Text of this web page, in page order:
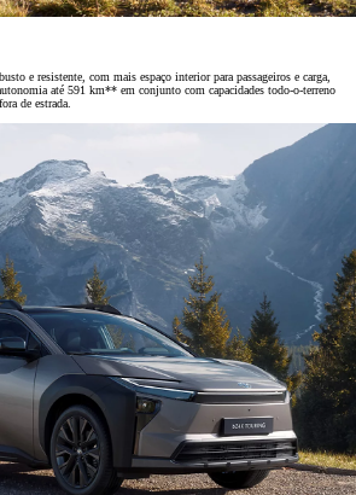
e resistente, com mais espaço interior para passageiros e carga,
até 591 km** em conjunto com capacidades todo-o-terreno
de estrada.